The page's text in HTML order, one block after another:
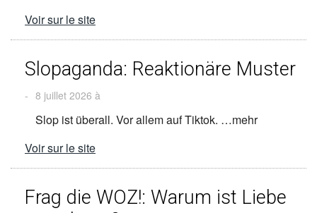
Voir sur le site
Slopaganda: Reaktionäre Muster
- 8 juillet 2026 à
Slop ist überall. Vor allem auf Tiktok. …mehr
Voir sur le site
Frag die WOZ!: Warum ist Liebe